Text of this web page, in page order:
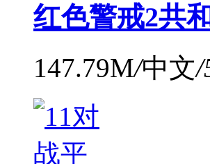
红色警戒2共
147.79M/中文/